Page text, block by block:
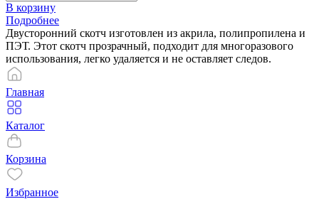
В корзину
Подробнее
Двусторонний скотч изготовлен из акрила, полипропилена и
ПЭТ. Этот скотч прозрачный, подходит для многоразового
использования, легко удаляется и не оставляет следов.
Главная
Каталог
Корзина
Избранное